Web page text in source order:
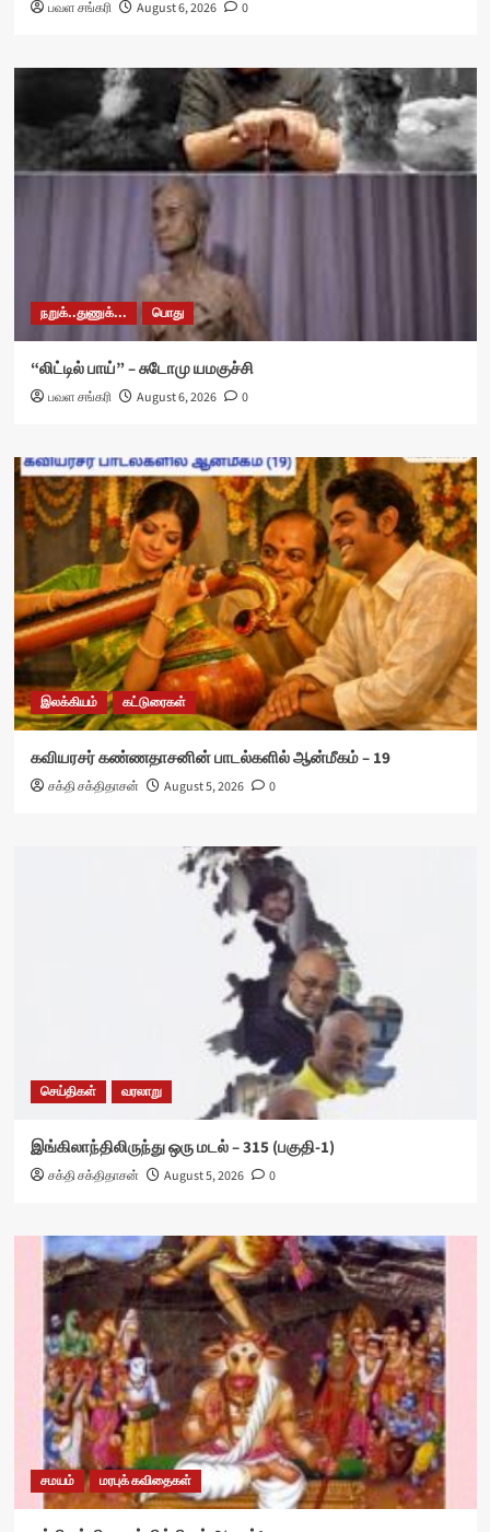
பவள சங்கரி August 6, 2026 0
நறுக்..துணுக்... பொது
“லிட்டில் பாய்” – சுடோமு யமகுச்சி
பவள சங்கரி August 6, 2026 0
இலக்கியம் கட்டுரைகள்
கவியரசர் கண்ணதாசனின் பாடல்களில் ஆன்மீகம் – 19
சக்தி சக்திதாசன் August 5, 2026 0
செய்திகள் வரலாறு
இங்கிலாந்திலிருந்து ஒரு மடல் – 315 (பகுதி-1)
சக்தி சக்திதாசன் August 5, 2026 0
சமயம் மரபுக் கவிதைகள்